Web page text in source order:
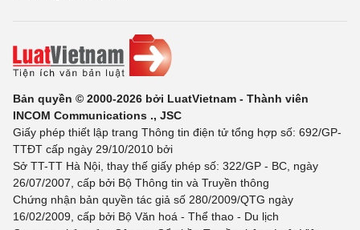
Bản quyền © 2000-2026 bởi LuatVietnam - Thành viên
INCOM Communications ., JSC
Giấy phép thiết lập trang Thông tin điện tử tổng hợp số: 692/GP-
TTĐT cấp ngày 29/10/2010 bởi
Sở TT-TT Hà Nội, thay thế giấy phép số: 322/GP - BC, ngày
26/07/2007, cấp bởi Bộ Thông tin và Truyền thông
Chứng nhận bản quyền tác giả số 280/2009/QTG ngày
16/02/2009, cấp bởi Bộ Văn hoá - Thể thao - Du lịch